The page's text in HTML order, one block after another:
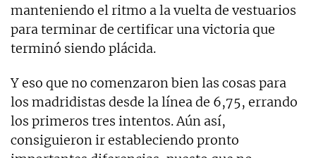
manteniendo el ritmo a la vuelta de vestuarios
para terminar de certificar una victoria que
terminó siendo plácida.
Y eso que no comenzaron bien las cosas para
los madridistas desde la línea de 6,75, errando
los primeros tres intentos. Aún así,
consiguieron ir estableciendo pronto